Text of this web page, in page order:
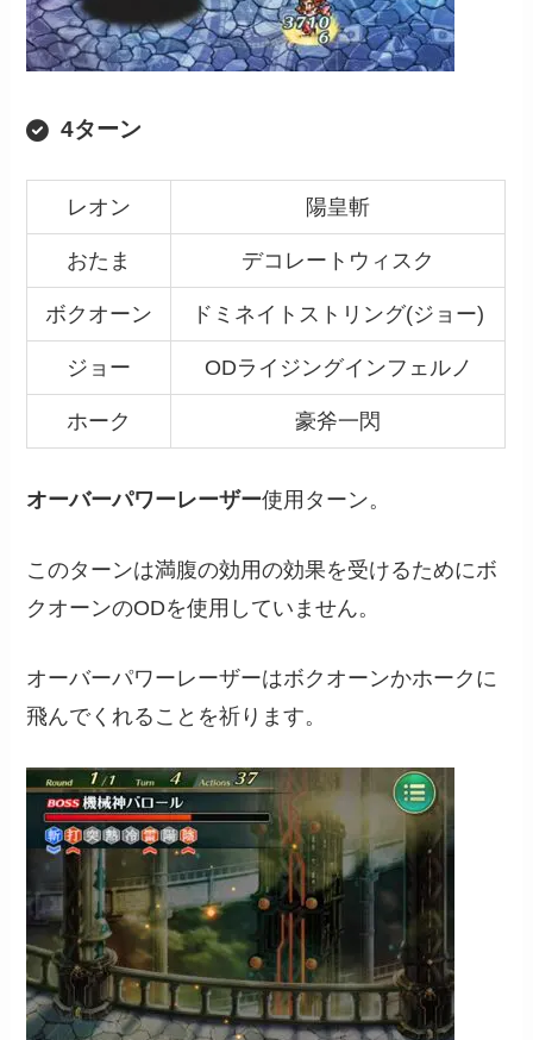
4ターン
レオン 陽皇斬
おたま デコレートウィスク
ボクオーン ドミネイトストリング(ジョー)
ジョー ODライジングインフェルノ
ホーク 豪斧一閃
オーバーパワーレーザー使用ターン。
このターンは満腹の効用の効果を受けるためにボ
クオーンのODを使用していません。
オーバーパワーレーザーはボクオーンかホークに
飛んでくれることを祈ります。